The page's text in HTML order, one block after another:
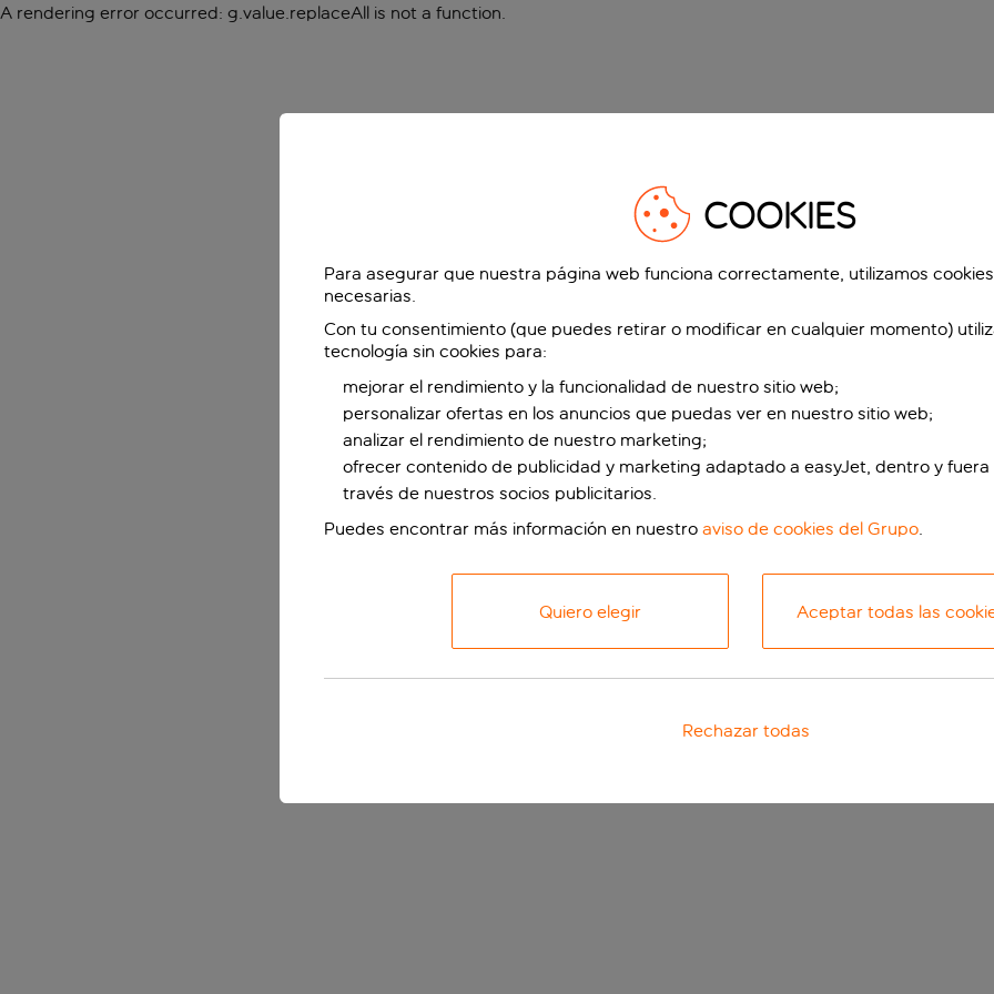
A rendering error occurred: g.value.replaceAll is not a function.
COOKIES
Para asegurar que nuestra página web funciona correctamente, utilizamos
necesarias.
Con tu consentimiento (que puedes retirar o modificar en cualquier momento)
tecnología sin cookies para:
mejorar el rendimiento y la funcionalidad de nuestro sitio web;
personalizar ofertas en los anuncios que puedas ver en nuestro sitio web;
analizar el rendimiento de nuestro marketing;
ofrecer contenido de publicidad y marketing adaptado a easyJet, dentro y
través de nuestros socios publicitarios.
Puedes encontrar más información en nuestro aviso de cookies del Grupo.
Quiero elegir Aceptar todas las
Rechazar todas